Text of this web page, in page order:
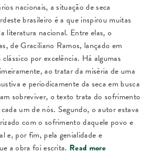
r
e
nacionais, a situação de seca
brasileiro é a que inspirou muitas
literatura nacional. Entre elas, o
de Graciliano Ramos, lançado em
por excelência. Há algumas
ao tratar da miséria de uma
e periodicamente da seca em busca
sobreviver, o texto trata do sofrimento
um de nós. Segundo, o autor estava
com o sofrimento daquele povo e
e, por fim, pela genialidade e
a obra foi escrita. Read more